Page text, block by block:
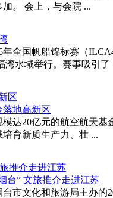
。 会上，与会院 ...
年全国帆船锦标赛（
湾水域举行。赛事吸引了
区
模达20亿元的航空航天
育新质生产力、壮 ...
推介走进江苏
台市文化和旅游局主办